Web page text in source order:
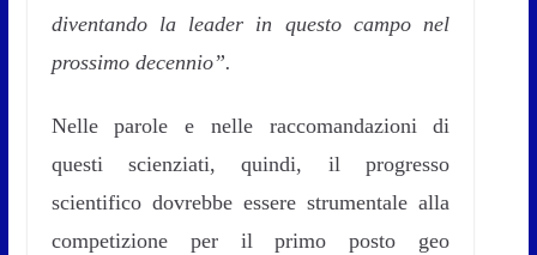
diventando la leader in questo campo nel
prossimo decennio”.
Nelle parole e nelle raccomandazioni di
questi scienziati, quindi, il progresso
scientifico dovrebbe essere strumentale alla
competizione per il primo posto geo